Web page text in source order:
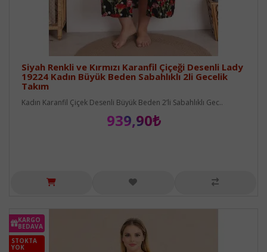
Siyah Renkli ve Kırmızı Karanfil Çiçeği Desenli Lady
19224 Kadın Büyük Beden Sabahlıklı 2li Gecelik
Takım
Kadın Karanfil Çiçek Desenli Büyük Beden 2’li Sabahlıklı Gec..
939,90₺
KARGO
BEDAVA
STOKTA
YOK